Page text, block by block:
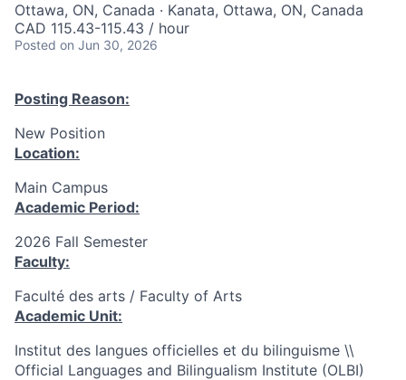
Ottawa, ON, Canada · Kanata, Ottawa, ON, Canada
CAD 115.43-115.43 / hour
Posted on Jun 30, 2026
Posting Reason:
New Position
Location:
Main Campus
Academic Period:
2026 Fall Semester
Faculty:
Faculté des arts / Faculty of Arts
Academic Unit:
Institut des langues officielles et du bilinguisme \\
Official Languages and Bilingualism Institute (OLBI)